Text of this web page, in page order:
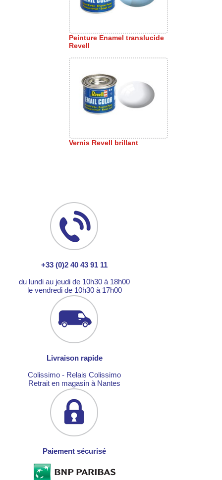
Peinture Enamel translucide
Revell
Vernis Revell brillant
+33 (0)2 40 43 91 11
du lundi au jeudi de 10h30 à 18h00
le vendredi de 10h30 à 17h00
Livraison rapide
Colissimo - Relais Colissimo
Retrait en magasin à Nantes
Paiement sécurisé